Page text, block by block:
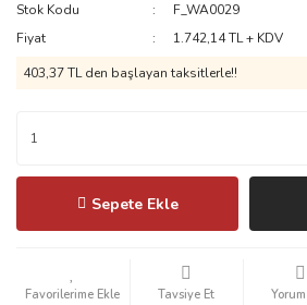
Stok Kodu
F_WA0029
Fiyat
1.742,14 TL + KDV
403,37 TL den başlayan taksitlerle!!
Sepete Ekle
Tavsiye Et